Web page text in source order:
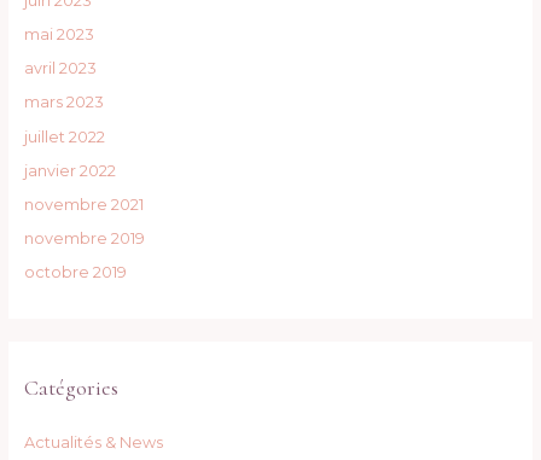
mai 2023
avril 2023
mars 2023
juillet 2022
janvier 2022
novembre 2021
novembre 2019
octobre 2019
Catégories
Actualités & News